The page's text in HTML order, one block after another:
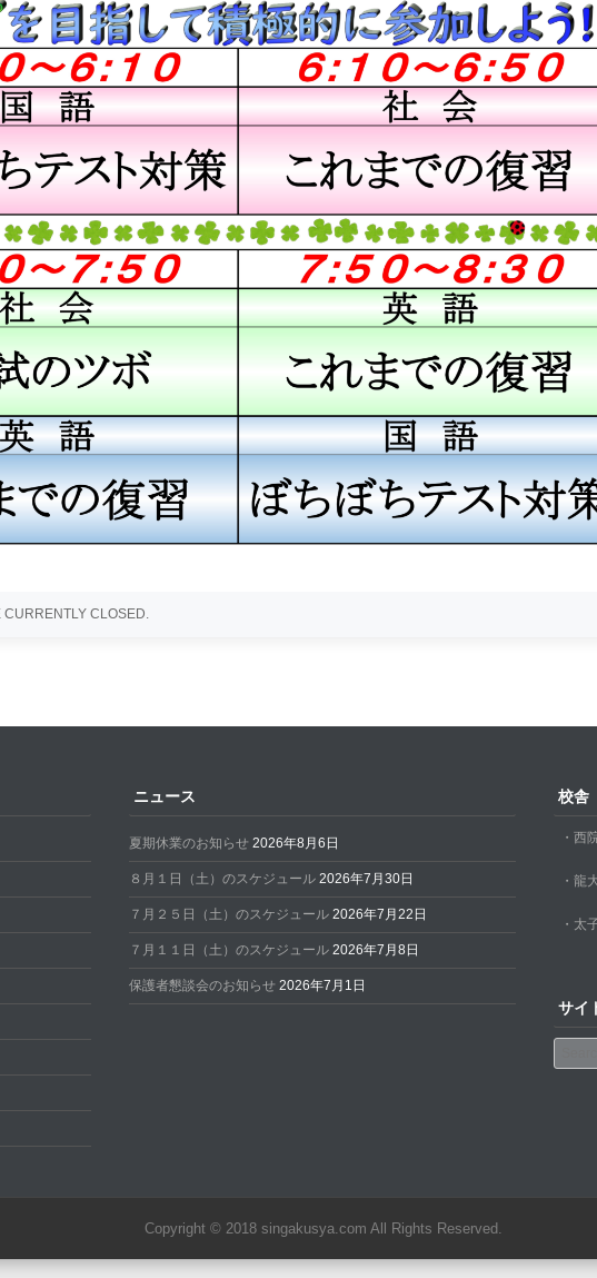
CURRENTLY CLOSED.
ニュース
夏期休業のお知らせ 2026年8月6日
８月１日（土）のスケジュール 2026年7月30日
７月２５日（土）のスケジュール 2026年7月22日
７月１１日（土）のスケジュール 2026年7月8日
保護者懇談会のお知らせ 2026年7月1日
校舎
・西
・龍
・太
サイ
Copyright © 2018 singakusya.com All Rights Reserved.